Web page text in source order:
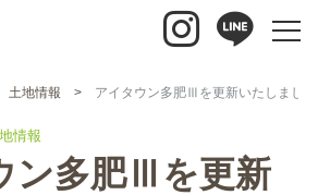
土地情報 アイタウン多肥Ⅲを更新いたしまし
情報
ン多肥Ⅲを更新